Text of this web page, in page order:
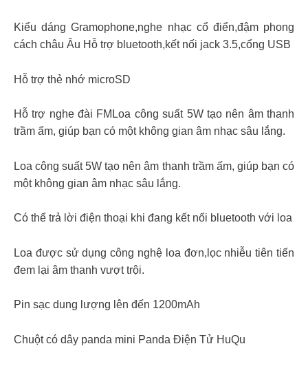
Kiểu dáng Gramophone,nghe nhạc cổ điển,đậm phong
cách châu Âu Hỗ trợ bluetooth,kết nối jack 3.5,cổng USB
Hỗ trợ thẻ nhớ microSD
Hỗ trợ nghe đài FMLoa công suất 5W tạo nên âm thanh
trầm ấm, giúp bạn có một không gian âm nhạc sâu lắng.
Loa công suất 5W tạo nên âm thanh trầm ấm, giúp bạn có
một không gian âm nhạc sâu lắng.
Có thể trả lời điện thoại khi đang kết nối bluetooth với loa
Loa được sử dụng công nghệ loa đơn,lọc nhiễu tiên tiến
đem lại âm thanh vượt trội.
Pin sạc dung lượng lên đến 1200mAh
Chuột có dây panda mini Panda Điện Tử HuQu